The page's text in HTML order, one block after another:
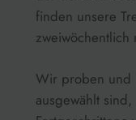
finden unsere
zweiwöchentlich
Wir proben und
ausgewählt